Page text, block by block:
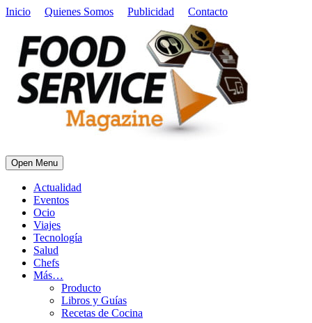
Inicio Quienes Somos Publicidad Contacto
Open Menu
Actualidad
Eventos
Ocio
Viajes
Tecnología
Salud
Chefs
Más…
Producto
Libros y Guías
Recetas de Cocina